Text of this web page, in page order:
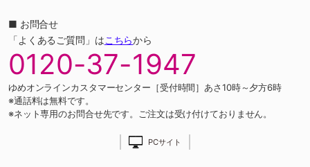
■ お問合せ
「よくあるご質問」はこちらから
0120-37-1947
ゆめオンラインカスタマーセンター［受付時間］あさ10時～夕方6時
※通話料は無料です。
※ネット専用のお問合せ先です。ご注文は受け付けておりません。
PCサイト